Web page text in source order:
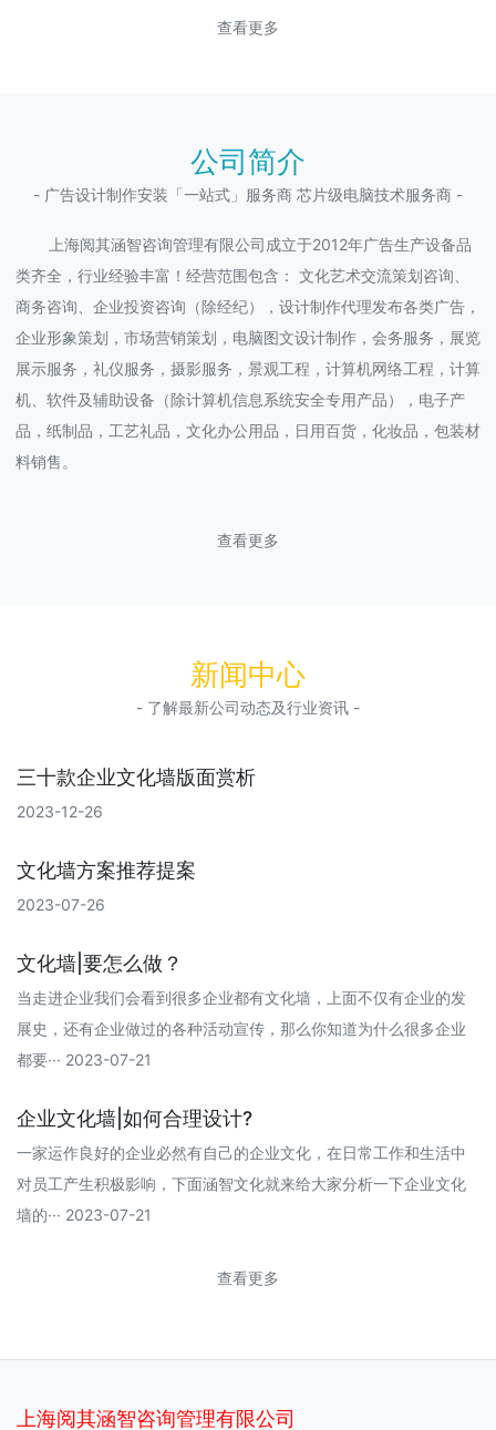
查看更多
公司简介
- 广告设计制作安装「一站式」服务商 芯片级电脑技术服务商 -
上海阅其涵智咨询管理有限公司成立于2012年广告生产设备品
类齐全，行业经验丰富！经营范围包含： 文化艺术交流策划咨询、
商务咨询、企业投资咨询（除经纪），设计制作代理发布各类广告，
企业形象策划，市场营销策划，电脑图文设计制作，会务服务，展览
展示服务，礼仪服务，摄影服务，景观工程，计算机网络工程，计算
机、软件及辅助设备（除计算机信息系统安全专用产品），电子产
品，纸制品，工艺礼品，文化办公用品，日用百货，化妆品，包装材
料销售。
查看更多
新闻中心
- 了解最新公司动态及行业资讯 -
三十款企业文化墙版面赏析
2023-12-26
文化墙方案推荐提案
2023-07-26
文化墙|要怎么做？
当走进企业我们会看到很多企业都有文化墙，上面不仅有企业的发
展史，还有企业做过的各种活动宣传，那么你知道为什么很多企业
都要··· 2023-07-21
企业文化墙|如何合理设计?
一家运作良好的企业必然有自己的企业文化，在日常工作和生活中
对员工产生积极影响，下面涵智文化就来给大家分析一下企业文化
墙的··· 2023-07-21
查看更多
上海阅其涵智咨询管理有限公司